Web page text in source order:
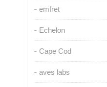
emfret
Echelon
Cape Cod
aves labs